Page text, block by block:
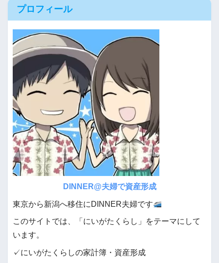
プロフィール
DINNER@夫婦で資産形成
東京から新潟へ移住にDINNER夫婦です
このサイトでは、「にいがたくらし」をテーマにして
います。
✓にいがたくらしの家計簿・資産形成